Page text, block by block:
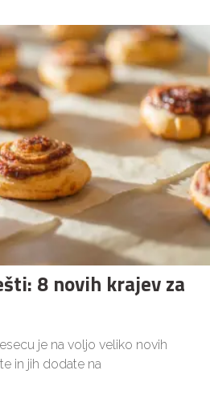
8 novih krajev za
je na voljo veliko novih
in jih dodate na